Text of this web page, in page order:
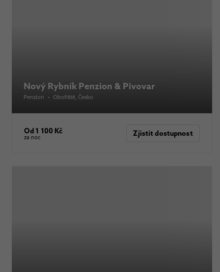
Nový Rybník Penzion & Pivovar
Penzion • Obořiště , Česko
Od 1 100 Kč
za noc Zjistit dostupnost